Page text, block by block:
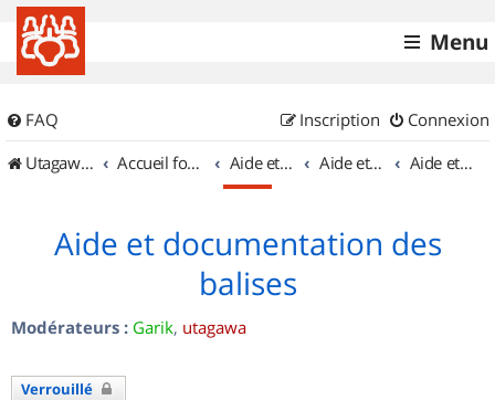
Menu
FAQ Connexion
Inscription
UtagawaVTT (Randos VTT et VTTAE avec traces GPS)
Accueil forum Aide et documentation Aide et documentation Aide et documentation des balises
Aide et documentation des
balises
Modérateurs : Garik, utagawa
Verrouillé